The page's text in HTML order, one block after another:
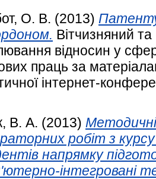
О. В. (2013)
Вітчизняний та
відносин у
праць за
інтернет-
В. А. (2013) Методичні
робіт з
напрямку
інтегровані